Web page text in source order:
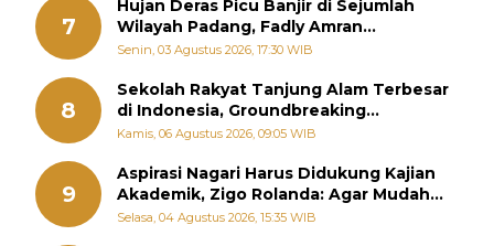
7
Hujan Deras Picu Banjir di Sejumlah
Wilayah Padang, Fadly Amran
Perintahkan OPD Siaga
Senin, 03 Agustus 2026, 17:30 WIB
8
Sekolah Rakyat Tanjung Alam Terbesar
di Indonesia, Groundbreaking
September
Kamis, 06 Agustus 2026, 09:05 WIB
9
Aspirasi Nagari Harus Didukung Kajian
Akademik, Zigo Rolanda: Agar Mudah
Diperjuangkan di Kementerian
Selasa, 04 Agustus 2026, 15:35 WIB